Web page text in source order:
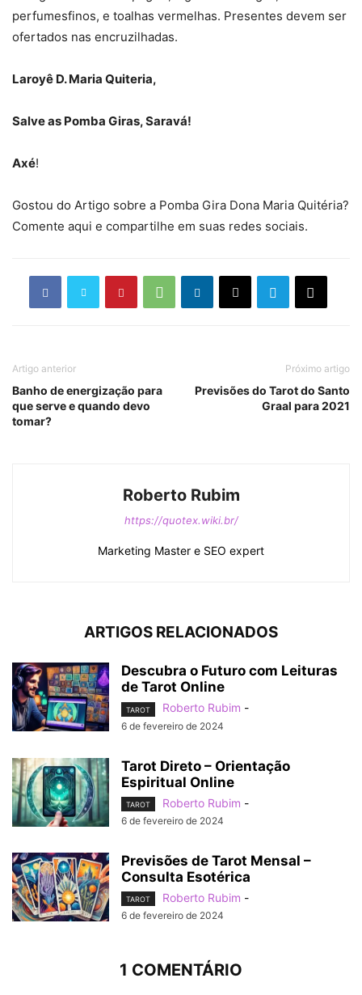
perfumesfinos, e toalhas vermelhas. Presentes devem ser
ofertados nas encruzilhadas.
Laroyê D. Maria Quiteria,
Salve as Pomba Giras, Saravá!
Axé!
Gostou do Artigo sobre a Pomba Gira Dona Maria Quitéria?
Comente aqui e compartilhe em suas redes sociais.
Artigo anterior
Banho de energização para
que serve e quando devo
tomar?
Próximo artigo
Previsões do Tarot do Santo
Graal para 2021
Roberto Rubim
https://quotex.wiki.br/
Marketing Master e SEO expert
ARTIGOS RELACIONADOS
Descubra o Futuro com Leituras
de Tarot Online
TAROT Roberto Rubim -
6 de fevereiro de 2024
Tarot Direto – Orientação
Espiritual Online
TAROT Roberto Rubim -
6 de fevereiro de 2024
Previsões de Tarot Mensal –
Consulta Esotérica
TAROT Roberto Rubim -
6 de fevereiro de 2024
1 COMENTÁRIO